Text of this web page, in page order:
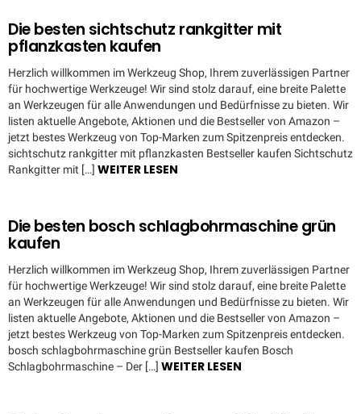
Die besten sichtschutz rankgitter mit
pflanzkasten kaufen
Herzlich willkommen im Werkzeug Shop, Ihrem zuverlässigen Partner
für hochwertige Werkzeuge! Wir sind stolz darauf, eine breite Palette
an Werkzeugen für alle Anwendungen und Bedürfnisse zu bieten. Wir
listen aktuelle Angebote, Aktionen und die Bestseller von Amazon –
jetzt bestes Werkzeug von Top-Marken zum Spitzenpreis entdecken.
sichtschutz rankgitter mit pflanzkasten Bestseller kaufen Sichtschutz
Rankgitter mit […] WEITER LESEN
Die besten bosch schlagbohrmaschine grün
kaufen
Herzlich willkommen im Werkzeug Shop, Ihrem zuverlässigen Partner
für hochwertige Werkzeuge! Wir sind stolz darauf, eine breite Palette
an Werkzeugen für alle Anwendungen und Bedürfnisse zu bieten. Wir
listen aktuelle Angebote, Aktionen und die Bestseller von Amazon –
jetzt bestes Werkzeug von Top-Marken zum Spitzenpreis entdecken.
bosch schlagbohrmaschine grün Bestseller kaufen Bosch
Schlagbohrmaschine – Der […] WEITER LESEN